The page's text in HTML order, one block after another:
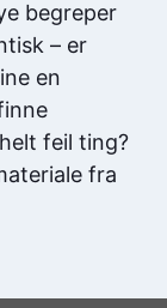
begreper
– er
en
feil ting?
fra